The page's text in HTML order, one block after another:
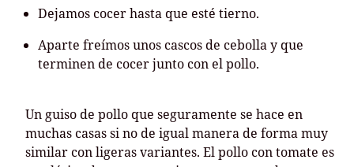
Dejamos cocer hasta que esté tierno.
Aparte freímos unos cascos de cebolla y que
terminen de cocer junto con el pollo.
Un guiso de pollo que seguramente se hace en
muchas casas si no de igual manera de forma muy
similar con ligeras variantes. El pollo con tomate es